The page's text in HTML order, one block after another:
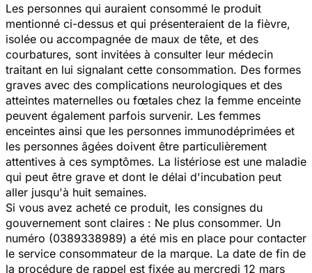
Les personnes qui auraient consommé le produit
mentionné ci-dessus et qui présenteraient de la fièvre,
isolée ou accompagnée de maux de tête, et des
courbatures, sont invitées à consulter leur médecin
traitant en lui signalant cette consommation. Des formes
graves avec des complications neurologiques et des
atteintes maternelles ou fœtales chez la femme enceinte
peuvent également parfois survenir. Les femmes
enceintes ainsi que les personnes immunodéprimées et
les personnes âgées doivent être particulièrement
attentives à ces symptômes. La listériose est une maladie
qui peut être grave et dont le délai d'incubation peut
aller jusqu'à huit semaines.
Si vous avez acheté ce produit, les consignes du
gouvernement sont claires : Ne plus consommer. Un
numéro (0389338989) a été mis en place pour contacter
le service consommateur de la marque. La date de fin de
la procédure de rappel est fixée au mercredi 12 mars